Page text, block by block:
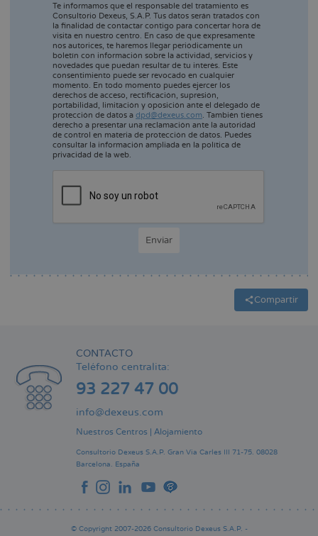
Te informamos que el responsable del tratamiento es
Consultorio Dexeus, S.A.P. Tus datos serán tratados con
la finalidad de contactar contigo para concertar hora de
visita en nuestro centro. En caso de que expresamente
nos autorices, te haremos llegar periódicamente un
boletín con información sobre la actividad, servicios y
novedades que puedan resultar de tu interés. Este
consentimiento puede ser revocado en cualquier
momento. En todo momento puedes ejercer los
derechos de acceso, rectificación, supresión,
portabilidad, limitación y oposición ante el delegado de
protección de datos a dpd@dexeus.com. También tienes
derecho a presentar una reclamación ante la autoridad
de control en materia de protección de datos. Puedes
consultar la información ampliada en la política de
privacidad de la web.
Compartir
CONTACTO
Teléfono centralita:
93 227 47 00
info@dexeus.com
Nuestros Centros Alojamiento
Consultorio Dexeus S.A.P. Gran Via Carles III 71-75. 08028
Barcelona. España
© Copyright 2007-2026 Consultorio Dexeus S.A.P. -